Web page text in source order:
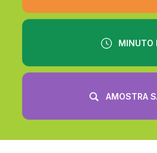
MINUTO
AMOSTRA